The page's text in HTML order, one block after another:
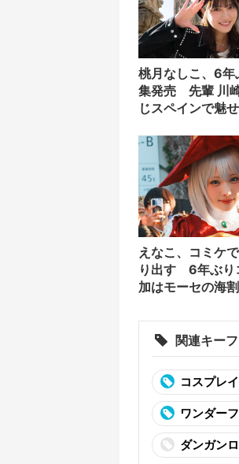
桃月なしこ、6年
集発売 先輩 川
じスペインで魅
えなこ、コミケ
り出す 6年ぶり
加はモーセの海
関連キー
コスプレ
ワンダー
ダンガン